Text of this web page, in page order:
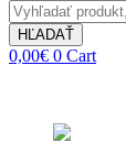
HĽADAŤ
0,00€ 0 Cart